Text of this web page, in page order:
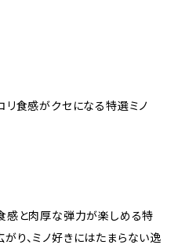
リ食感がクセになる特選ミノ
感と肉厚な弾力が楽しめる特
り、ミノ好きにはたまらない逸